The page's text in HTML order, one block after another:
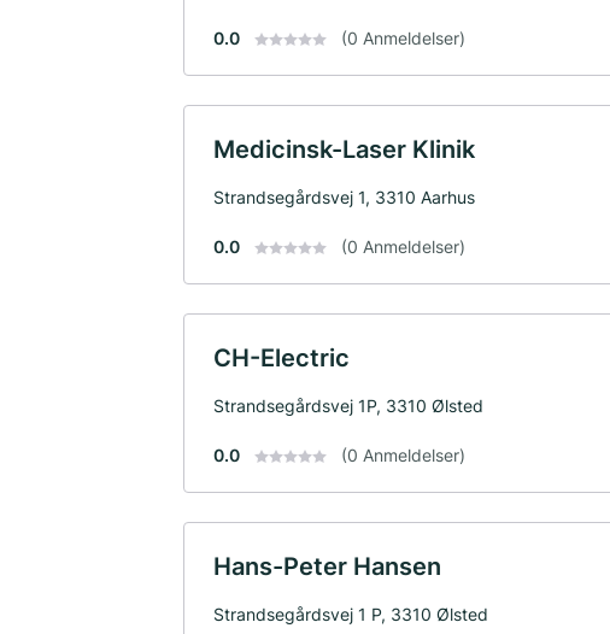
0.0 (0 Anmeldelser)
Medicinsk-Laser Klinik
Strandsegårdsvej 1, 3310 Aarhus
0.0 (0 Anmeldelser)
CH-Electric
Strandsegårdsvej 1P, 3310 Ølsted
0.0 (0 Anmeldelser)
Hans-Peter Hansen
Strandsegårdsvej 1 P, 3310 Ølsted